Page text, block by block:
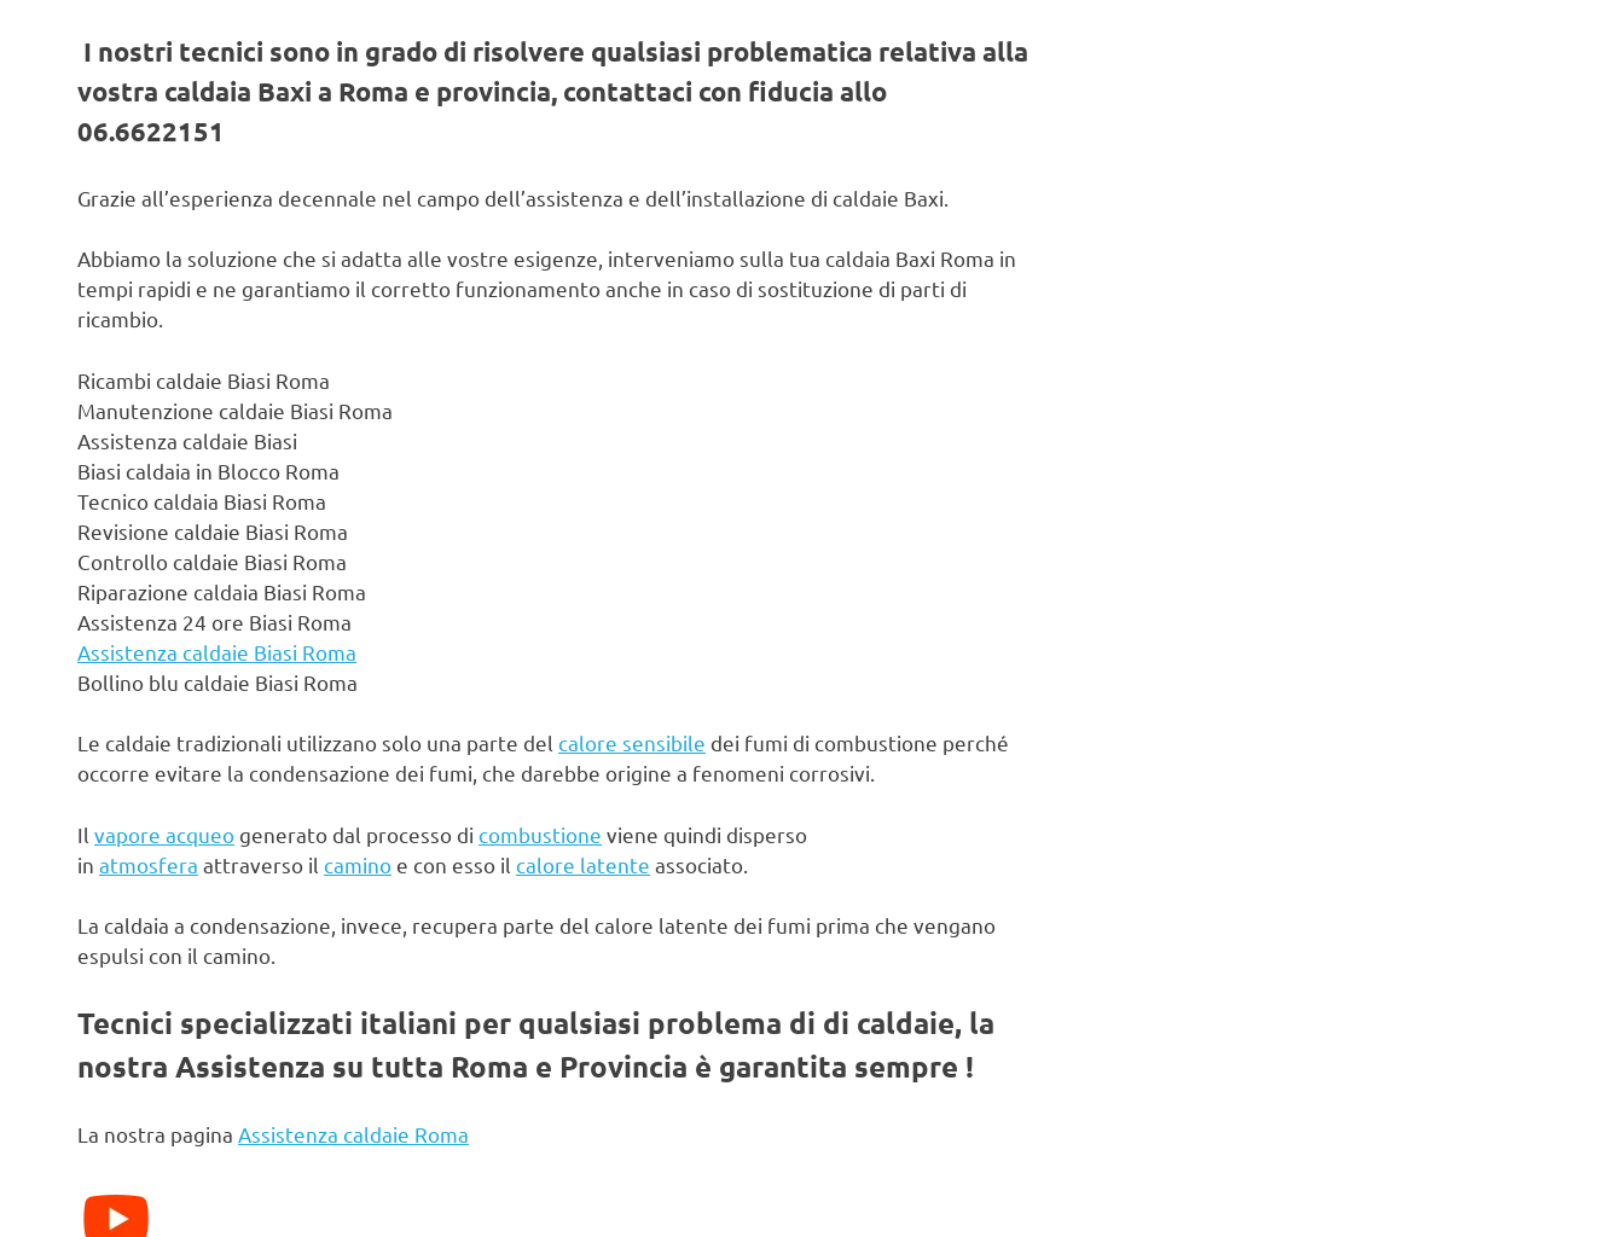
I nostri tecnici sono in grado di risolvere qualsiasi problematica relativa alla
vostra caldaia Baxi a Roma e provincia, contattaci con fiducia allo
06.6622151
Grazie all’esperienza decennale nel campo dell’assistenza e dell’installazione di caldaie Baxi.
Abbiamo la soluzione che si adatta alle vostre esigenze, interveniamo sulla tua caldaia Baxi Roma in
tempi rapidi e ne garantiamo il corretto funzionamento anche in caso di sostituzione di parti di
ricambio.
Ricambi caldaie Biasi Roma
Manutenzione caldaie Biasi Roma
Assistenza caldaie Biasi
Biasi caldaia in Blocco Roma
Tecnico caldaia Biasi Roma
Revisione caldaie Biasi Roma
Controllo caldaie Biasi Roma
Riparazione caldaia Biasi Roma
Assistenza 24 ore Biasi Roma
Assistenza caldaie Biasi Roma
Bollino blu caldaie Biasi Roma
Le caldaie tradizionali utilizzano solo una parte del calore sensibile dei fumi di combustione perché
occorre evitare la condensazione dei fumi, che darebbe origine a fenomeni corrosivi.
Il vapore acqueo generato dal processo di combustione viene quindi disperso
in atmosfera attraverso il camino e con esso il calore latente associato.
La caldaia a condensazione, invece, recupera parte del calore latente dei fumi prima che vengano
espulsi con il camino.
Tecnici specializzati italiani per qualsiasi problema di di caldaie, la
nostra Assistenza su tutta Roma e Provincia è garantita sempre !
La nostra pagina Assistenza caldaie Roma